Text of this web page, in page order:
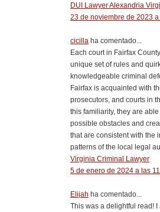
DUI Lawyer Alexandria
23 de noviembre de 2023
cicilla ha comentado...
Each court in Fairfax
unique set of rules and
knowledgeable criminal
Fairfax is acquainted with
prosecutors, and courts in
this familiarity, they are
possible obstacles and
that are consistent with the
patterns of the local legal
Virginia Criminal Lawyer
5 de enero de 2024 a las
Elijah ha comentado...
This was a delightful read! I